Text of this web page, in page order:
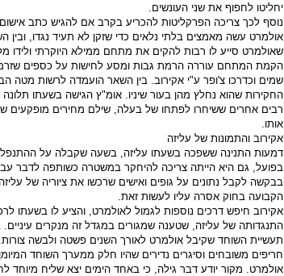
יחליטו לחפוף את שני העונשים.
נוסף לכך צריכה הפרקליטות להכריע בקרב אם להגיש כתב
אולמרט עשה מאמצים בלתי נלאים כדי שזקן לא תעיד נגדו,
שאולמרט סייע לו רבות להקים את מתחם ממילא היוקרתי ולידו
הקמת המתחם עוררה הרמת גבות ומסע לחישות על כספים
שמים וכדרכו צ'ופר ע"י אקירוב. בין השאר הועמדה לרשות מטה
החקירות שהוא נחלץ מהן בעור שיניו. אומ"ץ הגישה בשעתו
רבים אחרים ששיחרו לפתחו של בעלה, שילם מחירים מופקעים
אותו.
אקירוב והתמונות של עליזה
דמעות התנינה ששפכה בשעתו עליזה, בשעה שקבלה על
בפועל, גם היא הייתה צריכה להיחקר במשטרה כשותפה לדבר
בבקשה לקבל נתונים על גופים ואישים שרכשו את ציוריה של
הקבועה בחוק אסרה עליו לעשות זאת.
אקירוב חיפש דרכים נוספות לגמול לאולמרט, והציע לו
התנגדותה של עליזה, שטענה שמגורים במגדל זה מנקרים
תעשיית השוחד שקיבל אולמרט לאורך השנים פשטה ולבשה
חריפים משובחים וסיגרים נדירים שהיו חלק ממערך השוחד
אולמרט. מקור יודע דבר גילה, כי באחד הימים יצא שליח